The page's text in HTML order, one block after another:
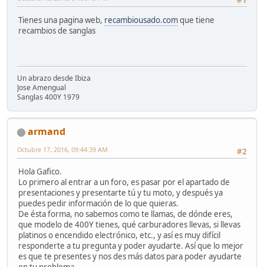
Tienes una pagina web, recambiousado.comque tiene
recambios de sanglas
Un abrazo desde Ibiza
Jose Amengual
Sanglas 400Y 1979
armand
#2
Octubre 17, 2016, 09:44:39 AM
Hola Gafico.
Lo primero al entrar a un foro, es pasar por el apartado de
presentaciones y presentarte tú y tu moto, y después ya
puedes pedir información de lo que quieras.
De ésta forma, no sabemos como te llamas, de dónde eres,
que modelo de 400Y tienes, qué carburadores llevas, si llevas
platinos o encendido electrónico, etc., y así es muy difícil
responderte a tu pregunta y poder ayudarte. Así que lo mejor
es que te presentes y nos des más datos para poder ayudarte